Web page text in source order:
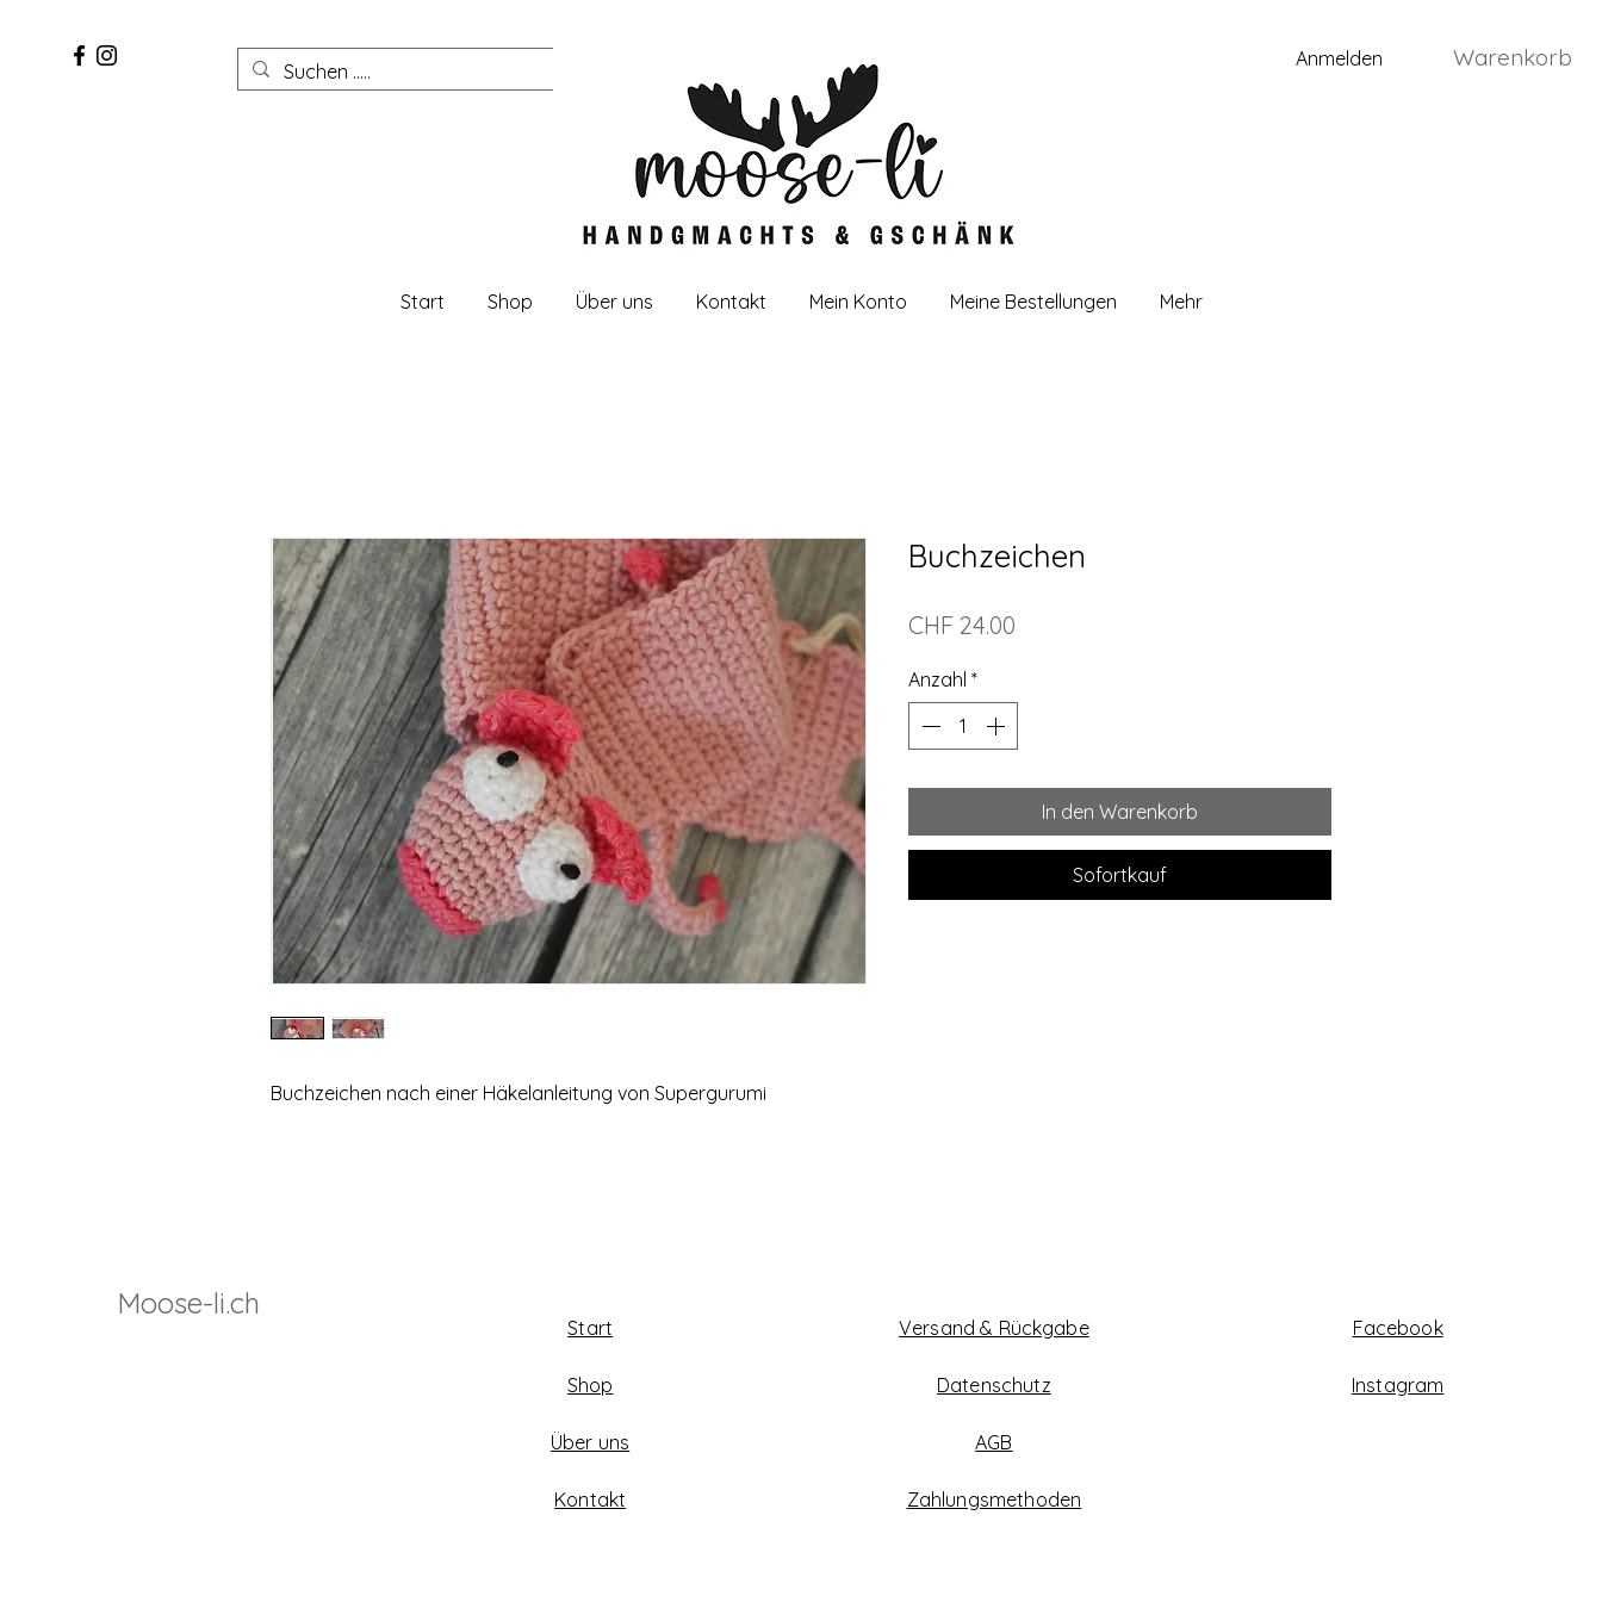
Warenkorb
Anmelden
Start Shop Über uns Kontakt Mein Konto Meine Bestellungen Mehr
Buchzeichen nach einer Häkelanleitung von Supergurumi
Buchzeichen
CHF 24.00
Anzahl *
In den Warenkorb
Sofortkauf
Moose-li.ch
Start
Shop
Über uns
Kontakt
Versand & Rückgabe
Datenschutz
AGB
Zahlungsmethoden
Facebook
Instagram